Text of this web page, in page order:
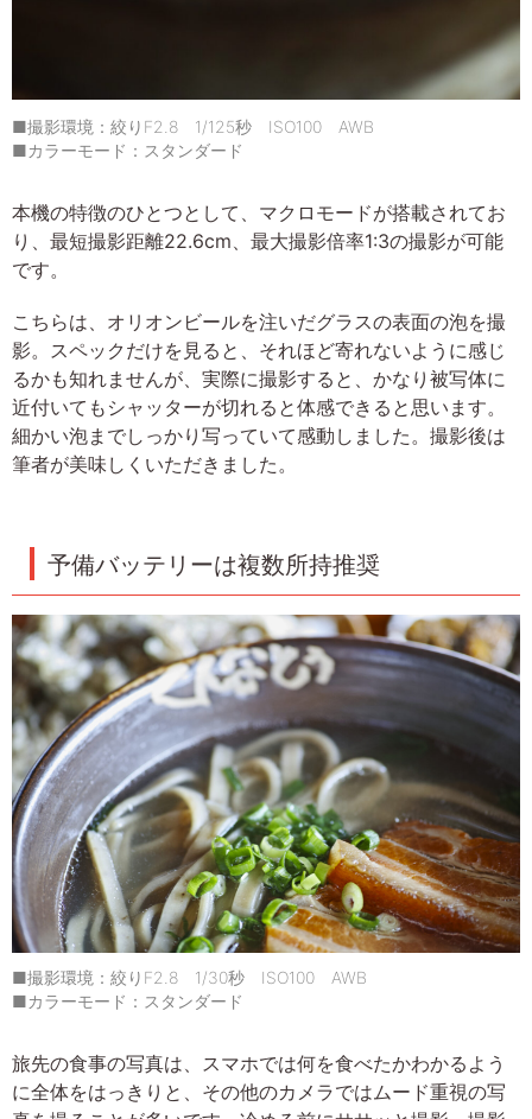
■撮影環境：絞りF2.8 1/125秒 ISO100 AWB
■カラーモード：スタンダード
本機の特徴のひとつとして、マクロモードが搭載されてお
り、最短撮影距離22.6cm、最大撮影倍率1:3の撮影が可能
です。
こちらは、オリオンビールを注いだグラスの表面の泡を撮
影。スペックだけを見ると、それほど寄れないように感じ
るかも知れませんが、実際に撮影すると、かなり被写体に
近付いてもシャッターが切れると体感できると思います。
細かい泡までしっかり写っていて感動しました。撮影後は
筆者が美味しくいただきました。
予備バッテリーは複数所持推奨
■撮影環境：絞りF2.8 1/30秒 ISO100 AWB
■カラーモード：スタンダード
旅先の食事の写真は、スマホでは何を食べたかわかるよう
に全体をはっきりと、その他のカメラではムード重視の写